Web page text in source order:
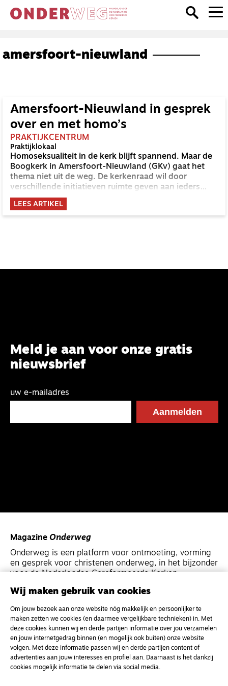
amersfoort-nieuwland
Amersfoort-Nieuwland in gesprek
over en met homo’s
PRAKTIJKCENTRUM
Praktijklokaal
Homoseksualiteit in de kerk blijft spannend. Maar de
Boogkerk in Amersfoort-Nieuwland (GKv) gaat het
thema niet uit de weg. De kerkenraad wil door
verschillende initiatieven ruimte geven aan ieders
zoektocht.
LEES ARTIKEL
Meld je aan voor onze gratis
nieuwsbrief
uw e-mailadres
Magazine Onderweg
Onderweg is een platform voor ontmoeting, vorming
en gesprek voor christenen onderweg, in het bijzonder
voor de Nederlandse Gereformeerde Kerken.
Kvk-nummer 33277063
NL46 INGB 0117 5827 86
info@onderwegonline.nl
Wij maken gebruik van cookies
Om jouw bezoek aan onze website nóg makkelijk en persoonlijker te
maken zetten we cookies (en daarmee vergelijkbare technieken) in. Met
deze cookies kunnen wij en derde partijen informatie over jou verzamelen
en jouw internetgedrag binnen (en mogelijk ook buiten) onze website
volgen. Met deze informatie passen wij en derde partijen content of
advertenties aan jouw interesses en profiel aan. Daarnaast is het dankzij
cookies mogelijk informatie te delen via social media.